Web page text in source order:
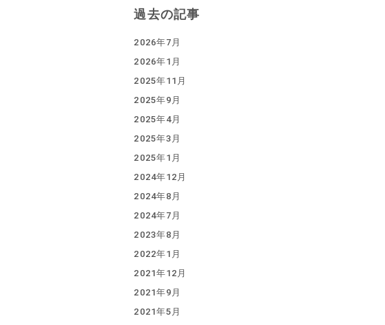
過去の記事
2026年7月
2026年1月
2025年11月
2025年9月
2025年4月
2025年3月
2025年1月
2024年12月
2024年8月
2024年7月
2023年8月
2022年1月
2021年12月
2021年9月
2021年5月